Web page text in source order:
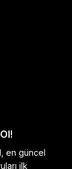
en güncel
ilk